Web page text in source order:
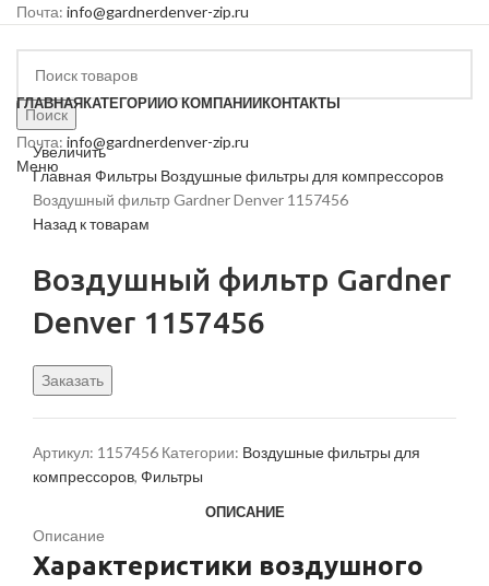
Почта: info@gardnerdenver-zip.ru
Поиск
Почта: info@gardnerdenver-zip.ru
Меню
ГЛАВНАЯКАТЕГОРИИО КОМПАНИИКОНТАКТЫ
Увеличить
Главная Фильтры Воздушные фильтры для компрессоров
Воздушный фильтр Gardner Denver 1157456
Назад к товарам
Воздушный фильтр Gardner
Denver 1157456
Заказать
Артикул: 1157456 Категории: Воздушные фильтры для
компрессоров, Фильтры
ОПИСАНИЕ
Описание
Характеристики воздушного